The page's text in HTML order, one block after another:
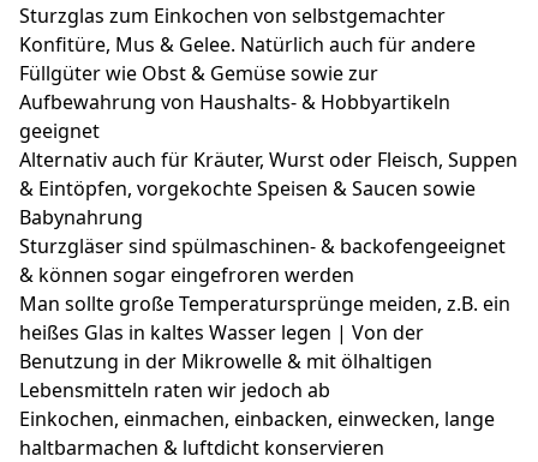
Sturzglas zum Einkochen von selbstgemachter
Konfitüre, Mus & Gelee. Natürlich auch für andere
Füllgüter wie Obst & Gemüse sowie zur
Aufbewahrung von Haushalts- & Hobbyartikeln
geeignet
Alternativ auch für Kräuter, Wurst oder Fleisch, Suppen
& Eintöpfen, vorgekochte Speisen & Saucen sowie
Babynahrung
Sturzgläser sind spülmaschinen- & backofengeeignet
& können sogar eingefroren werden
Man sollte große Temperatursprünge meiden, z.B. ein
heißes Glas in kaltes Wasser legen | Von der
Benutzung in der Mikrowelle & mit ölhaltigen
Lebensmitteln raten wir jedoch ab
Einkochen, einmachen, einbacken, einwecken, lange
haltbarmachen & luftdicht konservieren